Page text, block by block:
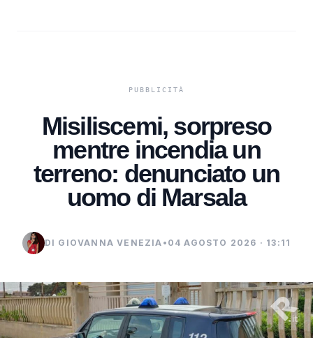
Misiliscemi, sorpreso
mentre incendia un
terreno: denunciato un
uomo di Marsala
DI GIOVANNA VENEZIA • 04 AGOSTO 2026 · 13:11